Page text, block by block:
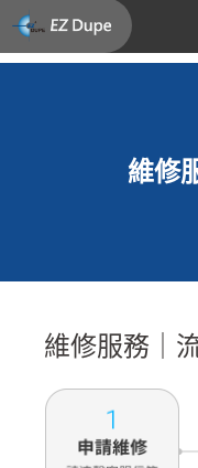
維修
維修服務｜